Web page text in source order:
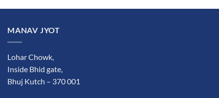
MANAV JYOT
Lohar Chowk,
Inside Bhid gate,
Bhuj Kutch – 370 001